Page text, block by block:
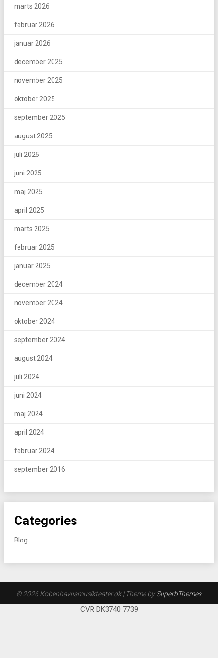
marts 2026
februar 2026
januar 2026
december 2025
november 2025
oktober 2025
september 2025
august 2025
juli 2025
juni 2025
maj 2025
april 2025
marts 2025
februar 2025
januar 2025
december 2024
november 2024
oktober 2024
september 2024
august 2024
juli 2024
juni 2024
maj 2024
april 2024
februar 2024
september 2016
Categories
Blog
© 2026 Kobenhavnsmusikteater.dk| Theme bySuperbThemes
CVR DK3740 7739